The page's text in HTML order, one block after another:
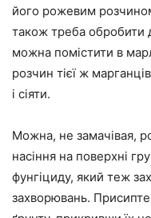
його рожевим
також треба обробити
можна помістити в
розчин тієї ж
і сіяти.
Можна, не замачівая,
насіння на поверхні
фунгіциду, який теж
захворювань.